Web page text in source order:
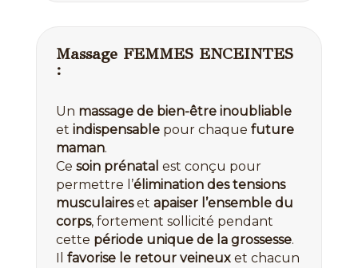
Massage FEMMES ENCEINTES
:
Un massage de bien-être inoubliable
et indispensablepour chaque future
maman.
Ce soin prénatal est conçu pour
permettre l’élimination des tensions
musculaireset apaiser l’ensemble du
corps, fortement sollicité pendant
cette période unique de la grossesse.
Il favorise le retour veineuxet chacun